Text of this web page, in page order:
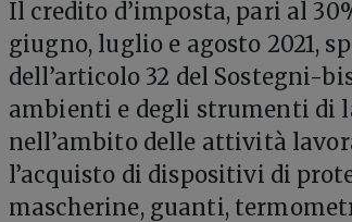
Il credito d’imposta, pari al
giugno, luglio e agosto 2021,
dell’articolo 32 del Sostegni-
ambienti e degli strumenti di
nell’ambito delle attività
l’acquisto di dispositivi di
mascherine, guanti,